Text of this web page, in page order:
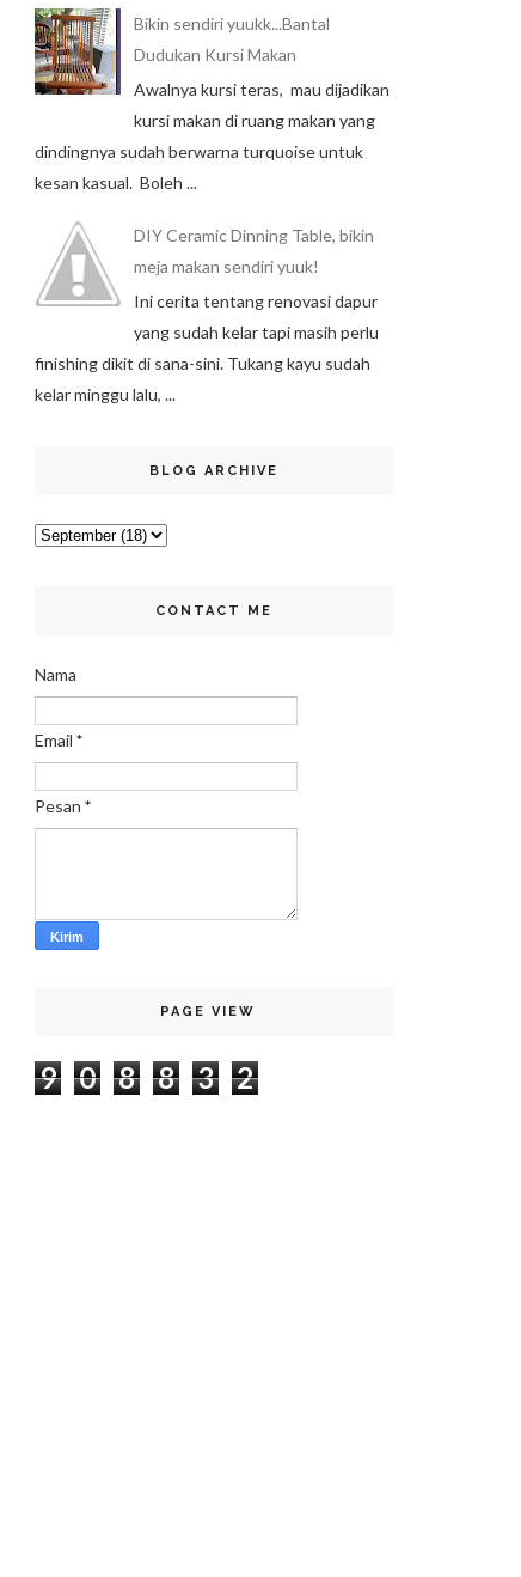
Bikin sendiri yuukk...Bantal
Dudukan Kursi Makan
Awalnya kursi teras, mau dijadikan
kursi makan di ruang makan yang
dindingnya sudah berwarna turquoise untuk
kesan kasual. Boleh ...
DIY Ceramic Dinning Table, bikin
meja makan sendiri yuuk!
Ini cerita tentang renovasi dapur
yang sudah kelar tapi masih perlu
finishing dikit di sana-sini. Tukang kayu sudah
kelar minggu lalu, ...
BLOG ARCHIVE
CONTACT ME
Nama
Email *
Pesan *
PAGE VIEW
9 0 8 8 3 2